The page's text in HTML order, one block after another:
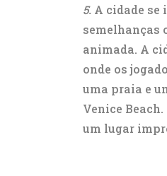
5. A cidade se
semelhanças
animada. A
onde os
uma praia e
Venice
um lugar